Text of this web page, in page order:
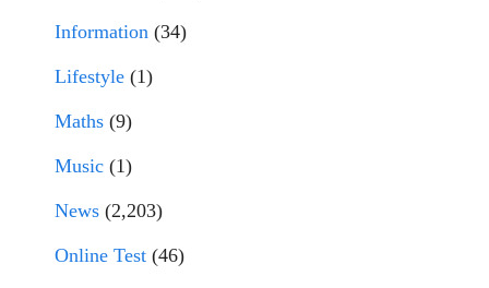
Information (34)
Lifestyle (1)
Maths (9)
Music (1)
News (2,203)
Online Test (46)